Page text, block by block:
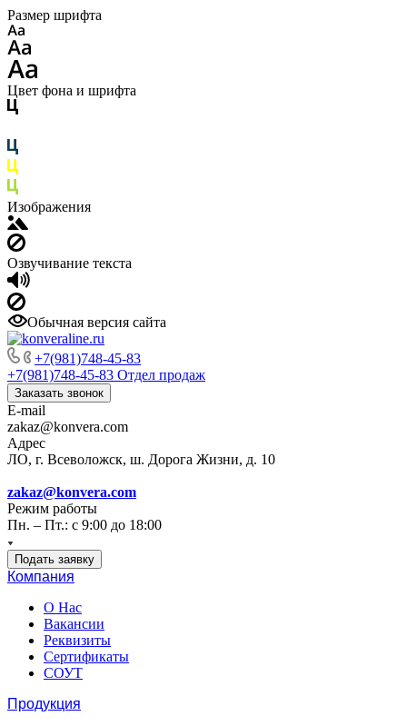
Размер шрифта
Цвет фона и шрифта
Изображения
Озвучивание текста
Обычная версия сайта
+7(981)748-45-83
+7(981)748-45-83 Отдел продаж
Заказать звонок
E-mail
zakaz@konvera.com
Адрес
ЛО, г. Всеволожск, ш. Дорога Жизни, д. 10
zakaz@konvera.com
Режим работы
Пн. – Пт.: с 9:00 до 18:00
Подать заявку
Компания
О Нас
Вакансии
Реквизиты
Сертификаты
СОУТ
Продукция